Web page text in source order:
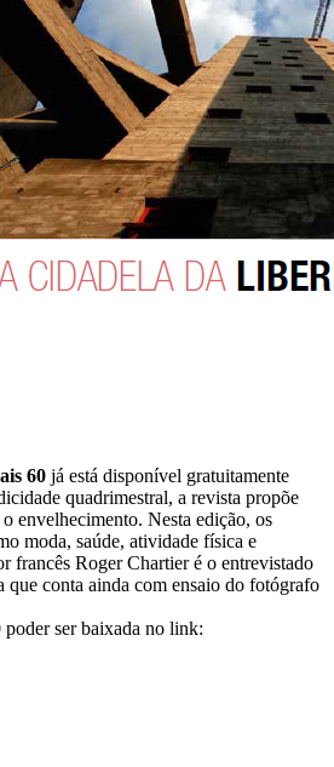
60 já está disponível gratuitamente
quadrimestral, a revista propõe
envelhecimento. Nesta edição, os
moda, saúde, atividade física e
francês Roger Chartier é o entrevistado
que conta ainda com ensaio do fotógrafo
ser baixada no link: